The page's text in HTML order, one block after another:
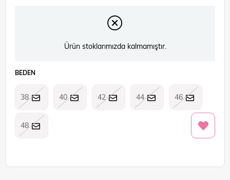
Ürün stoklarımızda kalmamıştır.
BEDEN
38 40 42 44 46
48